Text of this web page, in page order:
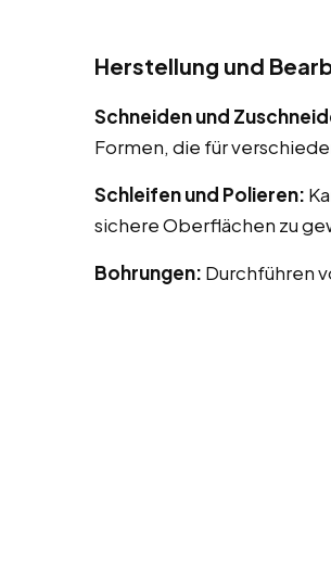
Herstellung und
Schneiden und
Formen, die für
Schleifen und Polieren:
sichere Oberflächen zu
Bohrungen: Durchführen